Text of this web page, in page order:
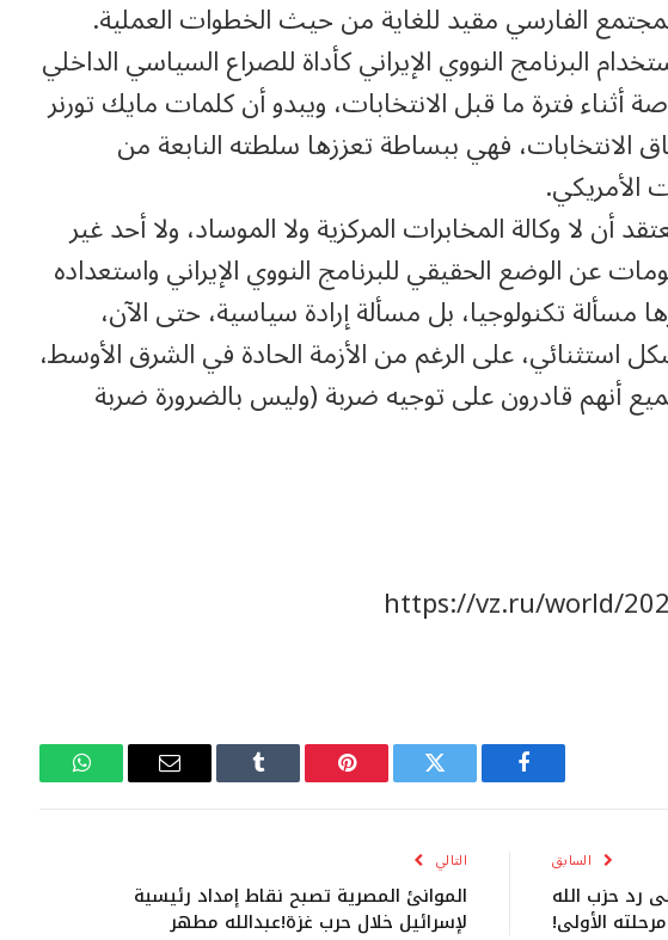
الفارسي مقيد للغاية من حيث الخطوات العملية.
البرنامج النووي الإيراني كأداة للصراع السياسي الداخلي
أثناء فترة ما قبل الانتخابات، ويبدو أن كلمات مايك تورنر
فهي ببساطة تعززها سلطته النابعة من
الأمريكي.
أن لا وكالة المخابرات المركزية ولا الموساد، ولا أحد غير
عن الوضع الحقيقي للبرنامج النووي الإيراني واستعداده
مسألة تكنولوجيا، بل مسألة إرادة سياسية، حتى الآن،
على الرغم من الأزمة الحادة في الشرق الأوسط،
أنهم قادرون على توجيه ضربة (وليس بالضرورة ضربة
https://vz.ru/world/
فيسبوك تويتر بينتيريستTumblr
البريد
واتساب
السابق
رد حزب الله
الأولى!
التالي
الموانئ المصرية تصبح نقاط إمداد رئيسية
لإسرائيل خلال حرب غزة!عبدالله مطهر